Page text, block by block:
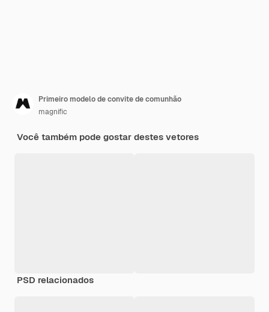
Primeiro modelo de convite de comunhão
magnific
Você também pode gostar destes vetores
PSD relacionados